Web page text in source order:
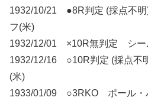
1932/10/21 ●8R判定 (採点不
フ(米)
1932/12/01 ×10R無判定 シー
1932/12/16 ○10R判定 (採点不
(米)
1933/01/09 ○3RKO ポール・